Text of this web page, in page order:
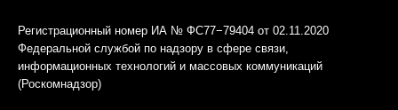
Регистрационный номер ИА № ФС77−79404 от 02.11.2020
Федеральной службой по надзору в сфере связи,
информационных технологий и массовых коммуникаций
(Роскомнадзор)